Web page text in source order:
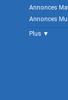
Annonces
Annonces
Plus ▼